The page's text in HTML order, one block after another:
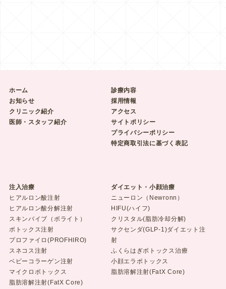
ホーム
お知らせ
クリニック紹介
医師・スタッフ紹介
診療内容
採用情報
アクセス
サイトポリシー
プライバシーポリシー
特定商取引法に基づく表記
注入治療
ヒアルロン酸注射
ヒアルロン酸分解注射
スキンバイブ（ボライト）
ボトックス注射
プロファイロ(PROFHIRO)
スネコス注射
ベビーコラーゲン注射
マイクロボトックス
脂肪溶解注射(FatX Core)
ダイエット・小顔治療
ニューロン（Newronn）
HIFU(ハイフ)
クリスタル(脂肪冷却分解)
サクセンダ(GLP-1)ダイエット注
射
ふくらはぎボトックス治療
小顔エラボトックス
脂肪溶解注射(FatX Core)